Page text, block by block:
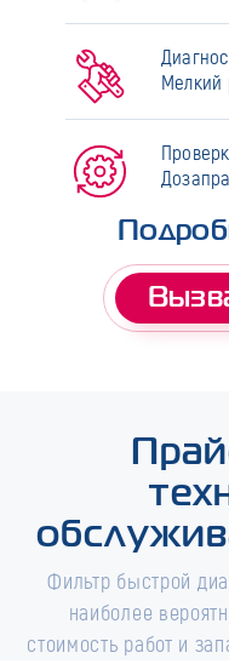
Мелкий
Фильтр быстрой
наиболее
стоимость работ и